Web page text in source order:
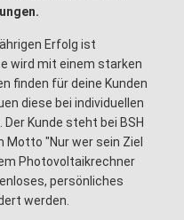
Erfolg ist
wird mit einem starken
finden für deine Kunden
diese bei individuellen
Kunde steht bei BSH
"Nur wer sein Ziel
Photovoltaikrechner
persönliches
werden.